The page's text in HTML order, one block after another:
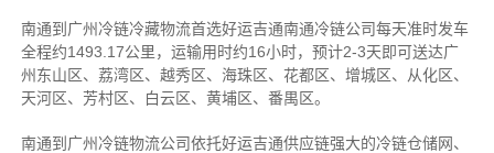
南通到广州冷链冷藏物流首选好运吉通南通冷链公司每天准时发车
全程约1493.17公里，运输用时约16小时，预计2-3天即可送达广
州东山区、荔湾区、越秀区、海珠区、花都区、增城区、从化区、
天河区、芳村区、白云区、黄埔区、番禺区。
南通到广州冷链物流公司依托好运吉通供应链强大的冷链仓储网、